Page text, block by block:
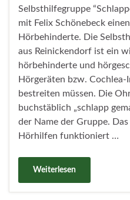
Selbsthilfegruppe
mit Felix Schönebeck
Hörbehinderte. Die
aus Reinickendorf ist ein
hörbehinderte und
Hörgeräten bzw.
bestreiten müssen. Die
buchstäblich „schlapp
der Name der Gruppe.
Hörhilfen funktioniert …
Weiterlesen